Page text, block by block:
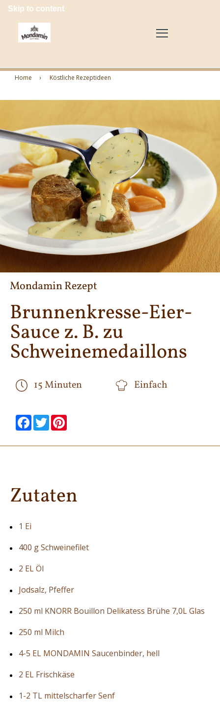
Skip to content
Home Köstliche Rezeptideen
Mondamin Rezept
Brunnenkresse-Eier-
Sauce z. B. zu
Schweinemedaillons
15 Minuten Einfach
null
Facebook
null null
Twitter
null null
null
Zutaten
1 Ei
400 g Schweinefilet
2 EL Öl
Jodsalz, Pfeffer
250 ml KNORR Bouillon Delikatess Brühe 7,0L Glas
250 ml Milch
4-5 EL MONDAMIN Saucenbinder, hell
2 EL Frischkäse
1-2 TL mittelscharfer Senf